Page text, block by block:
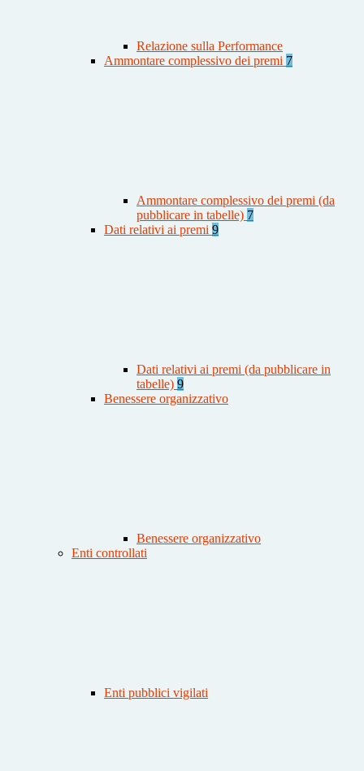
Relazione sulla Performance
Ammontare complessivo dei premi 7
Ammontare complessivo dei premi (da
pubblicare in tabelle) 7
Dati relativi ai premi 9
Dati relativi ai premi (da pubblicare in
tabelle) 9
Benessere organizzativo
Benessere organizzativo
Enti controllati
Enti pubblici vigilati